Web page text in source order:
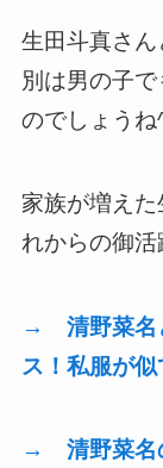
生田斗真さ
別は男の子
のでしょうね
家族が増え
れからの御活
→ 清野菜名
ス！私服が
→ 清野菜名